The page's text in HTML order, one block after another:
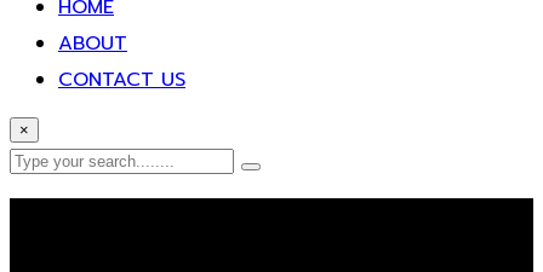
HOME
ABOUT
CONTACT US
×